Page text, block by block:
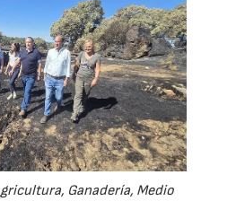
Ganadería, Medio